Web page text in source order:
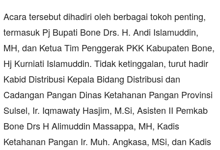
Acara tersebut dihadiri oleh berbagai tokoh penting,
termasuk Pj Bupati Bone Drs. H. Andi Islamuddin,
MH, dan Ketua Tim Penggerak PKK Kabupaten Bone,
Hj Kurniati Islamuddin. Tidak ketinggalan, turut hadir
Kabid Distribusi Kepala Bidang Distribusi dan
Cadangan Pangan Dinas Ketahanan Pangan Provinsi
Sulsel, Ir. Iqmawaty Hasjim, M.Si, Asisten II Pemkab
Bone Drs H Alimuddin Massappa, MH, Kadis
Ketahanan Pangan Ir. Muh. Angkasa, MSi, dan Kadis